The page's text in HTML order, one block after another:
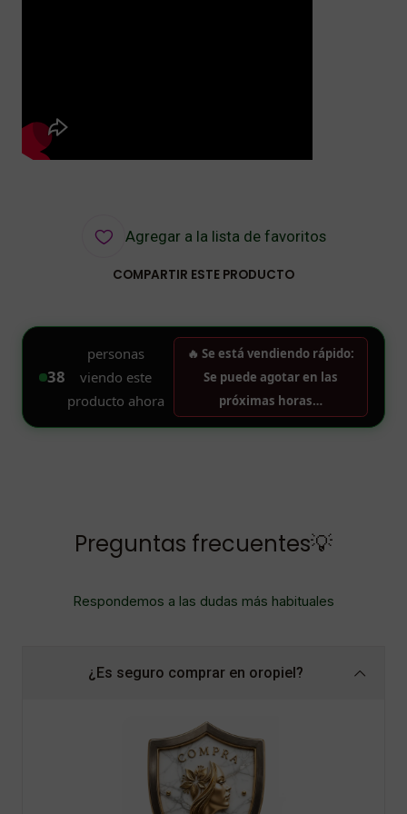
Agregar a la lista de favoritos
COMPARTIR ESTE PRODUCTO
Preguntas frecuentes💡
Respondemos a las dudas más habituales
¿Es seguro comprar en oropiel?